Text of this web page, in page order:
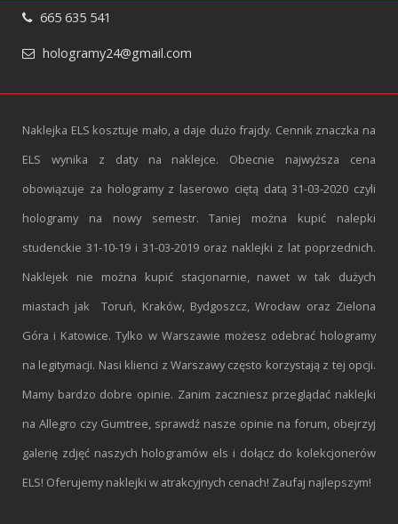
665 635 541
hologramy24@gmail.com
Naklejka ELS kosztuje mało, a daje dużo frajdy. Cennik znaczka na
ELS wynika z daty na naklejce. Obecnie najwyższa cena
obowiązuje za hologramy z laserowo ciętą datą 31-03-2020 czyli
hologramy na nowy semestr. Taniej można kupić nalepki
studenckie 31-10-19 i 31-03-2019 oraz naklejki z lat poprzednich.
Naklejek nie można kupić stacjonarnie, nawet w tak dużych
miastach jak Toruń, Kraków, Bydgoszcz, Wrocław oraz Zielona
Góra i Katowice. Tylko w Warszawie możesz odebrać hologramy
na legitymacji. Nasi klienci z Warszawy często korzystają z tej opcji.
Mamy bardzo dobre opinie. Zanim zaczniesz przeglądać naklejki
na Allegro czy Gumtree, sprawdź nasze opinie na forum, obejrzyj
galerię zdjęć naszych hologramów els i dołącz do kolekcjonerów
ELS! Oferujemy naklejki w atrakcyjnych cenach! Zaufaj najlepszym!